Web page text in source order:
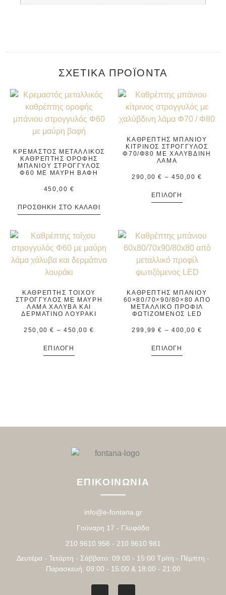
ΣΧΕΤΙΚΆ ΠΡΟΪΌΝΤΑ
ΚΡΕΜΑΣΤΌΣ ΜΕΤΑΛΛΙΚΌΣ
ΚΑΘΡΈΠΤΗΣ ΟΡΟΦΉΣ
ΜΠΆΝΙΟΥ ΣΤΡΟΓΓΥΛΌΣ
Φ60 ΜΕ ΜΑΎΡΗ ΒΑΦΉ
450,00 €
ΠΡΟΣΘΉΚΗ ΣΤΟ ΚΑΛΆΘΙ
ΚΑΘΡΈΠΤΗΣ ΜΠΆΝΙΟΥ
ΚΊΤΡΙΝΟΣ ΣΤΡΟΓΓΥΛΌΣ
Φ70/Φ80 ΜΕ ΧΑΛΎΒΔΙΝΗ
ΛΆΜΑ
290,00€ – 450,00€
ΕΠΙΛΟΓΉ
ΚΑΘΡΈΠΤΗΣ ΤΟΊΧΟΥ
ΣΤΡΟΓΓΥΛΌΣ ΜΕ ΜΑΎΡΗ
ΛΆΜΑ ΧΆΛΥΒΑ ΚΑΙ
ΔΕΡΜΆΤΙΝΟ ΛΟΥΡΆΚΙ
250,00€ – 450,00€
ΕΠΙΛΟΓΉ
ΚΑΘΡΈΠΤΗΣ ΜΠΆΝΙΟΥ
60×80/70×90/80×80 ΑΠΌ
ΜΕΤΑΛΛΙΚΌ ΠΡΟΦΊΛ
ΦΩΤΙΖΌΜΕΝΟΣ LED
299,99€ – 400,00€
ΕΠΙΛΟΓΉ
ΕΠΙΚΟΙΝΩΝΙΑ
info@e-fontana.gr
Γούναρη 17 - Γλυφάδα
210 9610 956 - 210 9610 981
Δευτέρα - Τετάρτη - Σάββατο: 09:00 - 15:00 Τρίτη - Πέμπτη -
Παρασκευή: 09:00 - 15:00 & 18:00 - 21:00